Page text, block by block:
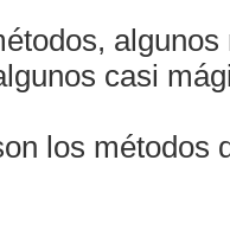
casi
los métodos